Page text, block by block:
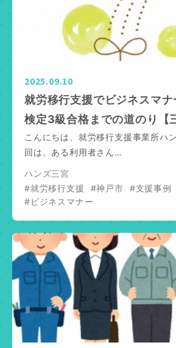
2025.09.10
就労移行支援でビジネスマ
検定3級合格までの道のり【
こんにちは、就労移行支援事業所ハ
回は、ある利用者さん…
ハンズ三宮
#就労移行支援
#神戸市
#支援事例
#ビジネスマナー